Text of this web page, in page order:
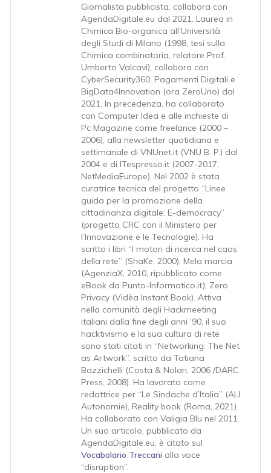
Giornalista pubblicista, collabora con
AgendaDigitale.eu dal 2021. Laurea in
Chimica Bio-organica all’Università
degli Studi di Milano (1998, tesi sulla
Chimica combinatoria, relatore Prof.
Umberto Valcavi), collabora con
CyberSecurity360, Pagamenti Digitali e
BigData4Innovation (ora ZeroUno) dal
2021. In precedenza, ha collaborato
con Computer Idea e alle inchieste di
Pc Magazine come freelance (2000 –
2006), alla newsletter quotidiana e
settimanale di VNUnet.it (VNU B. P.) dal
2004 e di ITespresso.it (2007-2017,
NetMediaEurope). Nel 2002 è stata
curatrice tecnica del progetto “Linee
guida per la promozione della
cittadinanza digitale: E-democracy”
(progetto CRC con il Ministero per
l’Innovazione e le Tecnologie). Ha
scritto i libri “I motori di ricerca nel caos
della rete” (ShaKe, 2000); Mela marcia
(AgenziaX, 2010, ripubblicato come
eBook da Punto-Informatico.it); Zero
Privacy (Vidèa Instant Book). Attiva
nella comunità degli Hackmeeting
italiani dalla fine degli anni ’90, il suo
hacktivismo e la sua cultura di rete
sono stati citati in “Networking: The Net
as Artwork”, scritto da Tatiana
Bazzichelli (Costa & Nolan, 2006 /DARC
Press, 2008). Ha lavorato come
redattrice per “Le Sindache d’Italia” (ALI
Autonomie), Reality book (Roma, 2021).
Ha collaborato con Valigia Blu nel 2011.
Un suo articolo, pubblicato da
AgendaDigitale.eu, è citato sul
Vocabolario Treccani alla voce
“disruption”.